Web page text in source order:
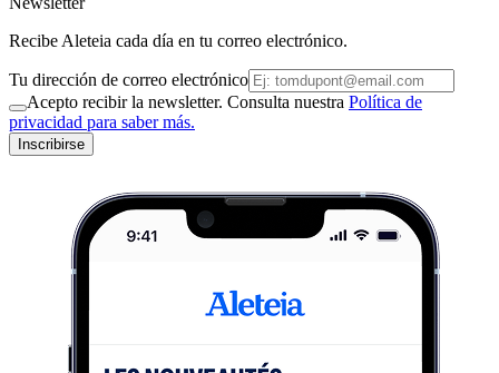
Recibe Aleteia cada día en tu correo electrónico.
Tu dirección de correo electrónico
Acepto recibir la newsletter. Consulta nuestra Política de
privacidad para saber más.
Inscribirse